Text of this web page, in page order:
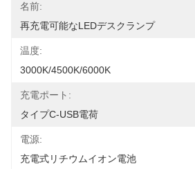
名前:
再充電可能なLEDデスクランプ
温度:
3000K/4500K/6000K
充電ポート:
タイプC-USB電荷
電源:
充電式リチウムイオン電池